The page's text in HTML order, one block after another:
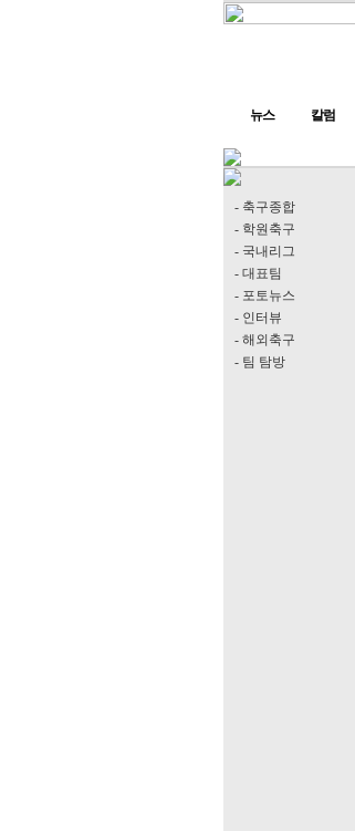
뉴스 칼럼
- 축구종합
- 학원축구
- 국내리그
- 대표팀
- 포토뉴스
- 인터뷰
- 해외축구
- 팀 탐방